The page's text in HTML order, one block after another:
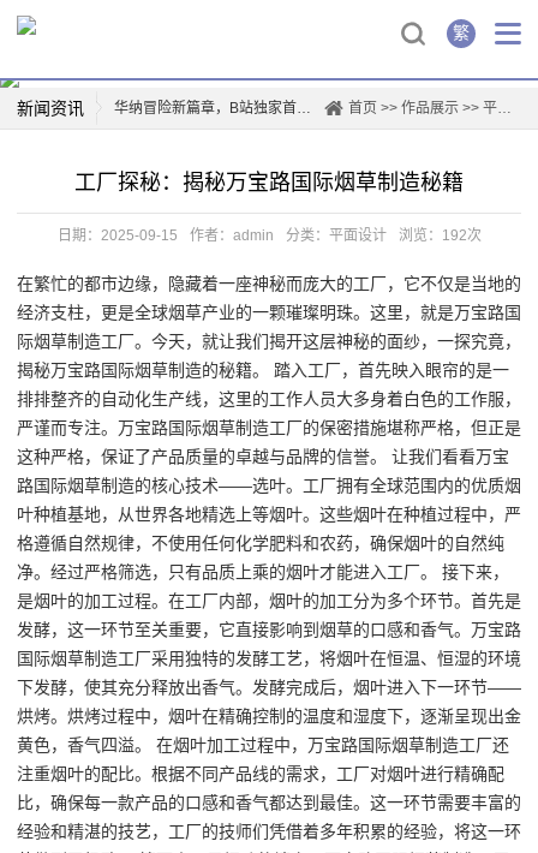
繁
新闻资讯 华纳冒险新篇章，B站独家首映！
创新驱动，华纳新材上市再掀行业热潮
薛凯琪华纳解约，背后真相曝光！
一票难求！博格华纳电影盛宴即将开演
惊喜连连，山东华纳带你玩转四季
票房爆款，国际城华纳影院独家首映日！
首页 >>作品展示 >>平面设计
工厂探秘：揭秘万宝路国际烟草制造秘籍
日期：2025-09-15 作者：admin 分类： 平面设计 浏览：192次
在繁忙的都市边缘，隐藏着一座神秘而庞大的工厂，它不仅是当地的
经济支柱，更是全球烟草产业的一颗璀璨明珠。这里，就是万宝路国
际烟草制造工厂。今天，就让我们揭开这层神秘的面纱，一探究竟，
揭秘万宝路国际烟草制造的秘籍。 踏入工厂，首先映入眼帘的是一
排排整齐的自动化生产线，这里的工作人员大多身着白色的工作服，
严谨而专注。万宝路国际烟草制造工厂的保密措施堪称严格，但正是
这种严格，保证了产品质量的卓越与品牌的信誉。 让我们看看万宝
路国际烟草制造的核心技术——选叶。工厂拥有全球范围内的优质烟
叶种植基地，从世界各地精选上等烟叶。这些烟叶在种植过程中，严
格遵循自然规律，不使用任何化学肥料和农药，确保烟叶的自然纯
净。经过严格筛选，只有品质上乘的烟叶才能进入工厂。 接下来，
是烟叶的加工过程。在工厂内部，烟叶的加工分为多个环节。首先是
发酵，这一环节至关重要，它直接影响到烟草的口感和香气。万宝路
国际烟草制造工厂采用独特的发酵工艺，将烟叶在恒温、恒湿的环境
下发酵，使其充分释放出香气。发酵完成后，烟叶进入下一环节——
烘烤。烘烤过程中，烟叶在精确控制的温度和湿度下，逐渐呈现出金
黄色，香气四溢。 在烟叶加工过程中，万宝路国际烟草制造工厂还
注重烟叶的配比。根据不同产品线的需求，工厂对烟叶进行精确配
比，确保每一款产品的口感和香气都达到最佳。这一环节需要丰富的
经验和精湛的技艺，工厂的技师们凭借着多年积累的经验，将这一环